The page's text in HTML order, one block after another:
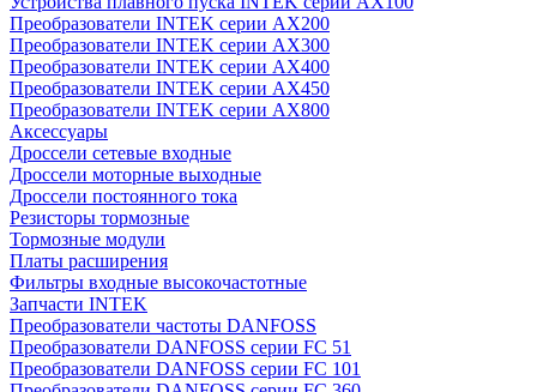
Преобразователи INTEK серии AX200
Преобразователи INTEK серии AX300
Преобразователи INTEK серии AX400
Преобразователи INTEK серии AX450
Преобразователи INTEK серии AX800
Аксессуары
Дроссели сетевые входные
Дроссели моторные выходные
Дроссели постоянного тока
Резисторы тормозные
Тормозные модули
Платы расширения
Фильтры входные высокочастотные
Запчасти INTEK
Преобразователи частоты DANFOSS
Преобразователи DANFOSS серии FC 51
Преобразователи DANFOSS серии FC 101